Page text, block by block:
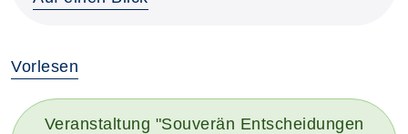
Vorlesen
Veranstaltung "Souverän Entscheidungen